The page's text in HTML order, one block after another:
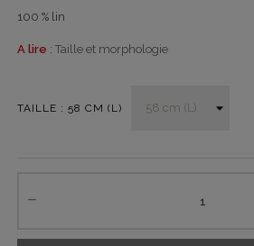
100 % lin
A lire : Taille et morphologie
TAILLE : 58 CM (L)